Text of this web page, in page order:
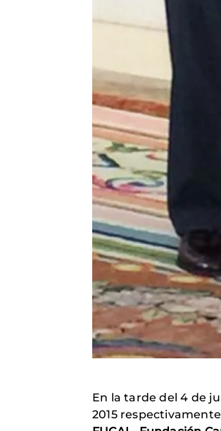
En la tarde del 4 de
2015